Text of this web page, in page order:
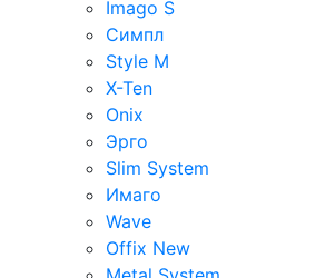
Imago S
Симпл
Style M
X-Ten
Onix
Эрго
Slim System
Имаго
Wave
Offix New